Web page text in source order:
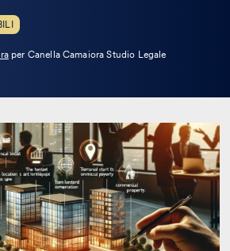
Leggi
per Canella Camaiora Studio Legale